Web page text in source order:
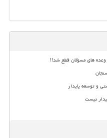
وعده های مسؤلان قطع شد!!
و توسعه پایدار
نیست